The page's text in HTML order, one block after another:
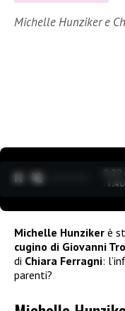
Michelle Hunziker e
0:30
1:40
Michelle Hunziker è
cugino di Giovanni
di Chiara Ferragni:
parenti?